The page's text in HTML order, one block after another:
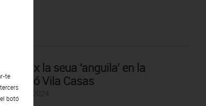
la seua ‘anguila’ en la
Vila Casas
| 2024
te
botó